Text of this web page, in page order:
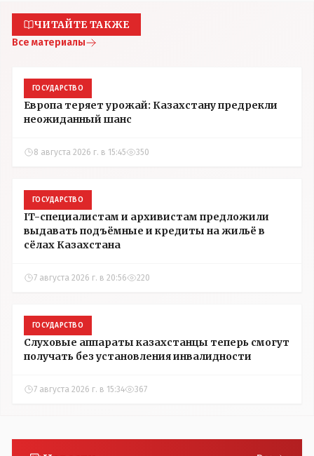
ЧИТАЙТЕ ТАКЖЕ
Все материалы
ГОСУДАРСТВО
Европа теряет урожай: Казахстану предрекли
неожиданный шанс
8 августа 2026 г. в 15:45 350
ГОСУДАРСТВО
IT-специалистам и архивистам предложили
выдавать подъёмные и кредиты на жильё в
сёлах Казахстана
7 августа 2026 г. в 20:56 220
ГОСУДАРСТВО
Слуховые аппараты казахстанцы теперь смогут
получать без установления инвалидности
7 августа 2026 г. в 15:34 367